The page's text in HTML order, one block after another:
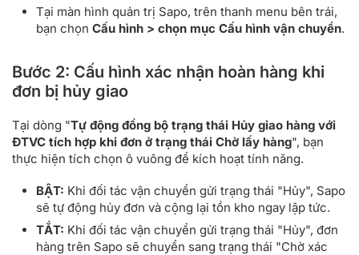
Tại màn hình quản trị Sapo, trên thanh menu bên trái,
bạn chọn Cấu hình > chọn mục Cấu hình vận chuyển.
Bước 2: Cấu hình xác nhận hoàn hàng khi
đơn bị hủy giao
Tại dòng "Tự động đồng bộ trạng thái Hủy giao hàng với
ĐTVC tích hợp khi đơn ở trạng thái Chờ lấy hàng", bạn
thực hiện tích chọn ô vuông để kích hoạt tính năng.
BẬT: Khi đối tác vận chuyển gửi trạng thái "Hủy", Sapo
sẽ tự động hủy đơn và cộng lại tồn kho ngay lập tức.
TẮT: Khi đối tác vận chuyển gửi trạng thái "Hủy", đơn
hàng trên Sapo sẽ chuyển sang trạng thái "Chờ xác